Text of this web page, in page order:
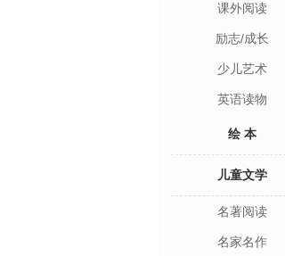
课外阅读
励志/成长
少儿艺术
英语读物
绘 本
儿童文学
名著阅读
名家名作